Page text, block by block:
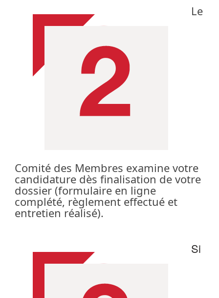
Le
Comité des Membres examine votre
candidature dès finalisation de votre
dossier (formulaire en ligne
complété, règlement effectué et
entretien réalisé).
Si